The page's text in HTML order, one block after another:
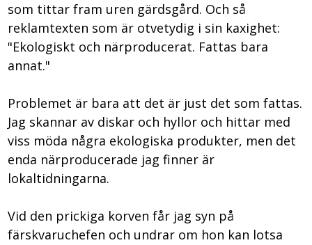
som tittar fram uren gärdsgård. Och så
reklamtexten som är otvetydig i sin kaxighet:
"Ekologiskt och närproducerat. Fattas bara
annat."
Problemet är bara att det är just det som fattas.
Jag skannar av diskar och hyllor och hittar med
viss möda några ekologiska produkter, men det
enda närproducerade jag finner är
lokaltidningarna.
Vid den prickiga korven får jag syn på
färskvaruchefen och undrar om hon kan lotsa